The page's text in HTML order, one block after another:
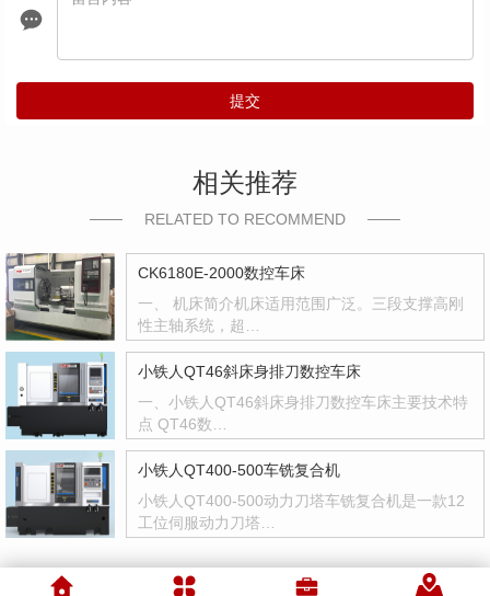
提交
相关推荐
RELATED TO RECOMMEND
CK6180E-2000数控车床
一、 机床简介机床适用范围广泛。三段支撑高刚
性主轴系统，超…
小铁人QT46斜床身排刀数控车床
一、小铁人QT46斜床身排刀数控车床主要技术特
点 QT46数…
小铁人QT400-500车铣复合机
小铁人QT400-500动力刀塔车铣复合机是一款12
工位伺服动力刀塔…